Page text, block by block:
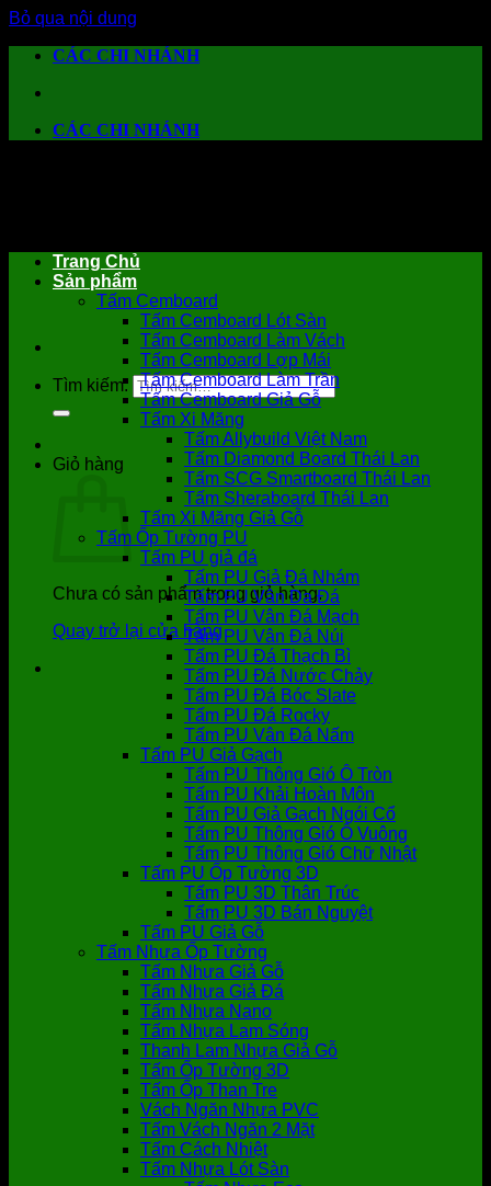
Bỏ qua nội dung
CÁC CHI NHÁNH
CÁC CHI NHÁNH
Tìm kiếm:
Giỏ hàng
Chưa có sản phẩm trong giỏ hàng.
Quay trở lại cửa hàng
Trang Chủ
Sản phẩm
Tấm Cemboard
Tấm Cemboard Lót Sàn
Tấm Cemboard Làm Vách
Tấm Cemboard Lợp Mái
Tấm Cemboard Làm Trần
Tấm Cemboard Giả Gỗ
Tấm Xi Măng
Tấm Allybuild Việt Nam
Tấm Diamond Board Thái Lan
Tấm SCG Smartboard Thái Lan
Tấm Sheraboard Thái Lan
Tấm Xi Măng Giả Gỗ
Tấm Ốp Tường PU
Tấm PU giả đá
Tấm PU Giả Đá Nhám
Tấm PU Vân Da Đá
Tấm PU Vân Đá Mạch
Tấm PU Vân Đá Núi
Tấm PU Đá Thạch Bì
Tấm PU Đá Nước Chảy
Tấm PU Đá Bóc Slate
Tấm PU Đá Rocky
Tấm PU Vân Đá Nấm
Tấm PU Giả Gạch
Tấm PU Thông Gió Ô Tròn
Tấm PU Khải Hoàn Môn
Tấm PU Giả Gạch Ngói Cổ
Tấm PU Thông Gió Ô Vuông
Tấm PU Thông Gió Chữ Nhật
Tấm PU Ốp Tường 3D
Tấm PU 3D Thân Trúc
Tấm PU 3D Bán Nguyệt
Tấm PU Giả Gỗ
Tấm Nhựa Ốp Tường
Tấm Nhựa Giả Gỗ
Tấm Nhựa Giả Đá
Tấm Nhựa Nano
Tấm Nhựa Lam Sóng
Thanh Lam Nhựa Giả Gỗ
Tấm Ốp Tường 3D
Tấm Ốp Than Tre
Vách Ngăn Nhựa PVC
Tấm Vách Ngăn 2 Mặt
Tấm Cách Nhiệt
Tấm Nhựa Lót Sàn